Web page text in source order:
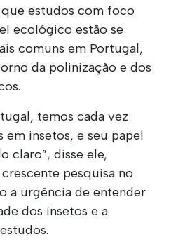
estudos com foco
ecológico estão se
comuns em Portugal,
da polinização e dos
temos cada vez
em insetos, e seu papel
claro”, disse ele,
pesquisa no
a urgência de entender
dos insetos e a